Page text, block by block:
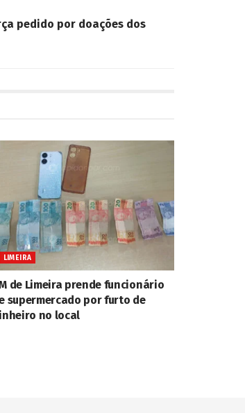
pedido por doações dos
LIMEIRA
de Limeira prende funcionário
supermercado por furto de
no local